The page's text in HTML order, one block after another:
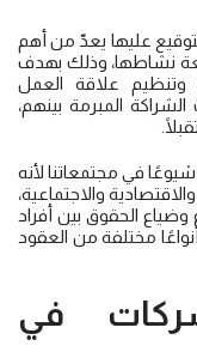
عليها يعدّ من أهم
نشاطها، وذلك بهدف
علاقة العمل
المبرمة بينهم،
في مجتمعاتنا لأنه
والاجتماعية،
وضياع الحقوق بين أفراد
مختلفة من العقود
في